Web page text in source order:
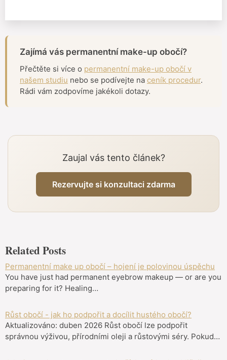
Zajímá vás permanentní make-up obočí?
Přečtěte si více o permanentní make-up obočí v
našem studiu nebo se podívejte na ceník procedur.
Rádi vám zodpovíme jakékoli dotazy.
Zaujal vás tento článek?
Rezervujte si konzultaci zdarma
Related Posts
Permanentní make up obočí – hojení je polovinou úspěchu
You have just had permanent eyebrow makeup — or are you
preparing for it? Healing…
Růst obočí - jak ho podpořit a docílit hustého obočí?
Aktualizováno: duben 2026 Růst obočí lze podpořit
správnou výživou, přírodními oleji a růstovými séry. Pokud…